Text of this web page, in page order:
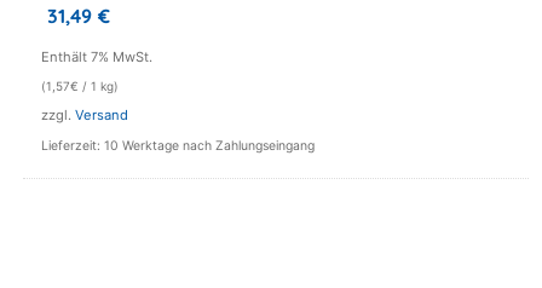
31,49 €
Enthält 7% MwSt.
(1,57€ / 1 kg)
zzgl.Versand
Lieferzeit: 10 Werktage nach Zahlungseingang